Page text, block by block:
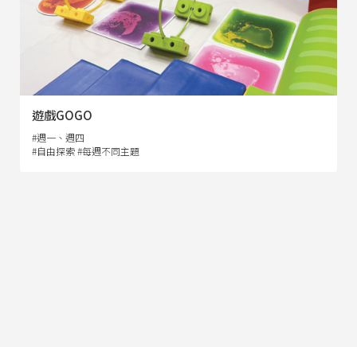
遊戲GOGO
#週一、週四
#自由探索 #每週不同主題